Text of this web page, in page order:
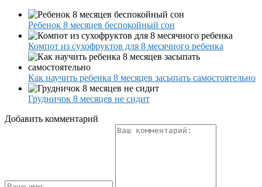
Ребенок 8 месяцев беспокойный сон
Компот из сухофруктов для 8 месячного ребенка
Как научить ребенка 8 месяцев засыпать самостоятельно
Грудничок 8 месяцев не сидит
Добавить комментарий